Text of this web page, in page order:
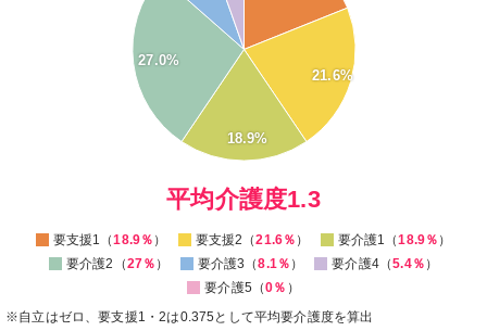
21.6%
18.9%
27.0%
0
平均介護度1.3
要支援1（18.9％ ） 要支援2（21.6％ ） 要介護1（18.9％ ）
要介護2（27％ ） 要介護3（8.1％ ） 要介護4（5.4％ ）
要介護5（0％ ）
※自立はゼロ、要支援1・2は0.375として平均要介護度を算出